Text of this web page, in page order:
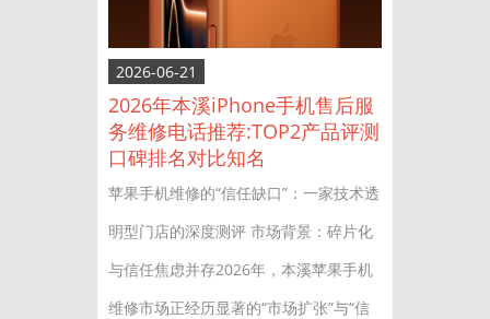
2026-06-21
2026年本溪iPhone手机售后服
务维修电话推荐:TOP2产品评测
口碑排名对比知名
苹果手机维修的“信任缺口”：一家技术透
明型门店的深度测评 市场背景：碎片化
与信任焦虑并存2026年，本溪苹果手机
维修市场正经历显著的“市场扩张”与“信